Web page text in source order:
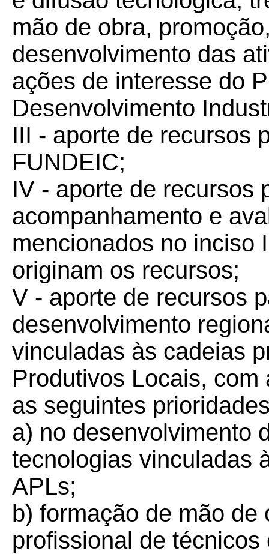
mão de obra,
desenvolvimento das
ações de interesse do
Desenvolvimento
III - aporte de recursos
FUNDEIC;
IV - aporte de recursos
acompanhamento e
mencionados no inciso
originam os recursos;
V - aporte de recursos
desenvolvimento
vinculadas às cadeias
Produtivos Locais,
as seguintes
a) no desenvolvimento
tecnologias vinculadas
APLs;
b) formação de mão de
profissional de técnicos